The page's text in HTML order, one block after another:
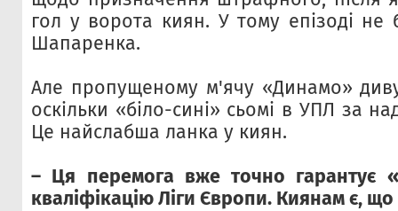
гол у ворота киян. У тому епізоді
Шапаренка.
Але пропущеному м'ячу «Динамо»
оскільки «біло-сині» сьомі в УПЛ за
Це найслабша ланка у киян.
– Ця перемога вже точно гарантує
кваліфікацію Ліги Європи. Киянам є,